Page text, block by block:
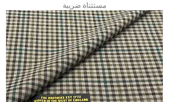
مستثناة ضريبة